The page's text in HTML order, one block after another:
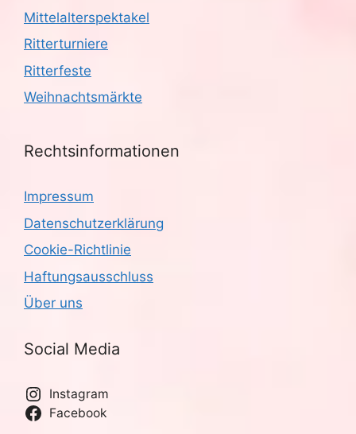
Mittelalterspektakel
Ritterturniere
Ritterfeste
Weihnachtsmärkte
Rechtsinformationen
Impressum
Datenschutzerklärung
Cookie-Richtlinie
Haftungsausschluss
Über uns
Social Media
Instagram
Facebook